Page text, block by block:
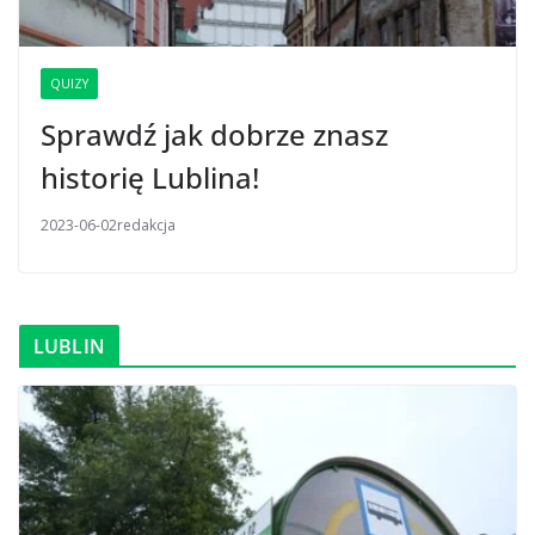
QUIZY
Sprawdź jak dobrze znasz
historię Lublina!
2023-06-02redakcja
LUBLIN